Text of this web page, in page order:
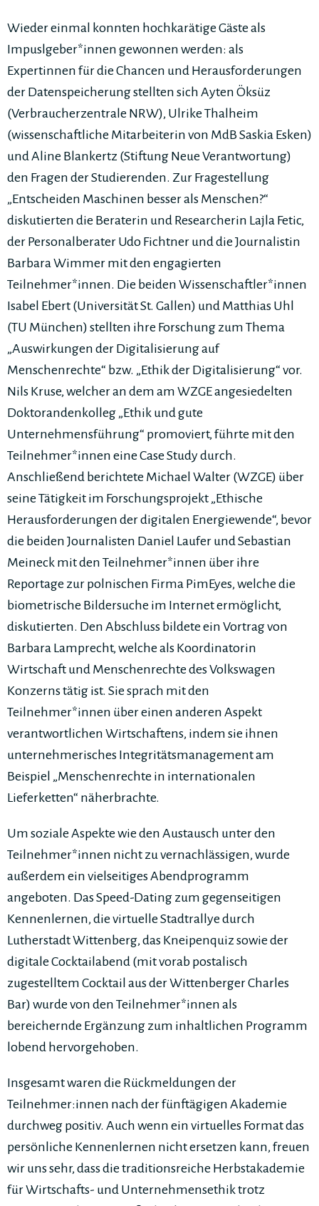
Wieder einmal konnten hochkarätige Gäste als
Impuslgeber*innen gewonnen werden: als
Expertinnen für die Chancen und Herausforderungen
der Datenspeicherung stellten sich Ayten Öksüz
(Verbraucherzentrale NRW), Ulrike Thalheim
(wissenschaftliche Mitarbeiterin von MdB Saskia Esken)
und Aline Blankertz (Stiftung Neue Verantwortung)
den Fragen der Studierenden. Zur Fragestellung
„Entscheiden Maschinen besser als Menschen?“
diskutierten die Beraterin und Researcherin Lajla Fetic,
der Personalberater Udo Fichtner und die Journalistin
Barbara Wimmer mit den engagierten
Teilnehmer*innen. Die beiden Wissenschaftler*innen
Isabel Ebert (Universität St. Gallen) und Matthias Uhl
(TU München) stellten ihre Forschung zum Thema
„Auswirkungen der Digitalisierung auf
Menschenrechte“ bzw. „Ethik der Digitalisierung“ vor.
Nils Kruse, welcher an dem am WZGE angesiedelten
Doktorandenkolleg „Ethik und gute
Unternehmensführung“ promoviert, führte mit den
Teilnehmer*innen eine Case Study durch.
Anschließend berichtete Michael Walter (WZGE) über
seine Tätigkeit im Forschungsprojekt „Ethische
Herausforderungen der digitalen Energiewende“, bevor
die beiden Journalisten Daniel Laufer und Sebastian
Meineck mit den Teilnehmer*innen über ihre
Reportage zur polnischen Firma PimEyes, welche die
biometrische Bildersuche im Internet ermöglicht,
diskutierten. Den Abschluss bildete ein Vortrag von
Barbara Lamprecht, welche als Koordinatorin
Wirtschaft und Menschenrechte des Volkswagen
Konzerns tätig ist. Sie sprach mit den
Teilnehmer*innen über einen anderen Aspekt
verantwortlichen Wirtschaftens, indem sie ihnen
unternehmerisches Integritätsmanagement am
Beispiel „Menschenrechte in internationalen
Lieferketten“ näherbrachte.
Um soziale Aspekte wie den Austausch unter den
Teilnehmer*innen nicht zu vernachlässigen, wurde
außerdem ein vielseitiges Abendprogramm
angeboten. Das Speed-Dating zum gegenseitigen
Kennenlernen, die virtuelle Stadtrallye durch
Lutherstadt Wittenberg, das Kneipenquiz sowie der
digitale Cocktailabend (mit vorab postalisch
zugestelltem Cocktail aus der Wittenberger Charles
Bar) wurde von den Teilnehmer*innen als
bereichernde Ergänzung zum inhaltlichen Programm
lobend hervorgehoben.
Insgesamt waren die Rückmeldungen der
Teilnehmer:innen nach der fünftägigen Akademie
durchweg positiv. Auch wenn ein virtuelles Format das
persönliche Kennenlernen nicht ersetzen kann, freuen
wir uns sehr, dass die traditionsreiche Herbstakademie
für Wirtschafts- und Unternehmensethik trotz